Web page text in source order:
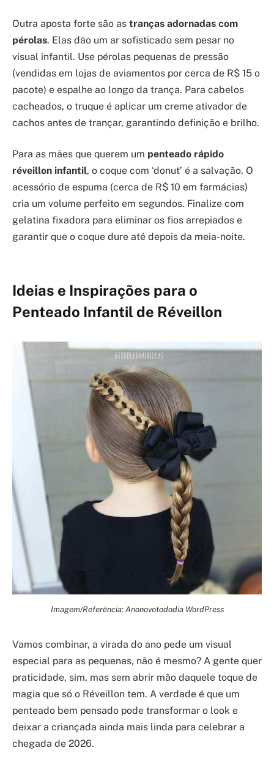
Outra aposta forte são as tranças adornadas com
pérolas. Elas dão um ar sofisticado sem pesar no
visual infantil. Use pérolas pequenas de pressão
(vendidas em lojas de aviamentos por cerca de R$ 15 o
pacote) e espalhe ao longo da trança. Para cabelos
cacheados, o truque é aplicar um creme ativador de
cachos antes de trançar, garantindo definição e brilho.
Para as mães que querem um penteado rápido
réveillon infantil, o coque com ‘donut’ é a salvação. O
acessório de espuma (cerca de R$ 10 em farmácias)
cria um volume perfeito em segundos. Finalize com
gelatina fixadora para eliminar os fios arrepiados e
garantir que o coque dure até depois da meia-noite.
Ideias e Inspirações para o
Penteado Infantil de Réveillon
Imagem/Referência: Anonovotododia WordPress
Vamos combinar, a virada do ano pede um visual
especial para as pequenas, não é mesmo? A gente quer
praticidade, sim, mas sem abrir mão daquele toque de
magia que só o Réveillon tem. A verdade é que um
penteado bem pensado pode transformar o look e
deixar a criançada ainda mais linda para celebrar a
chegada de 2026.